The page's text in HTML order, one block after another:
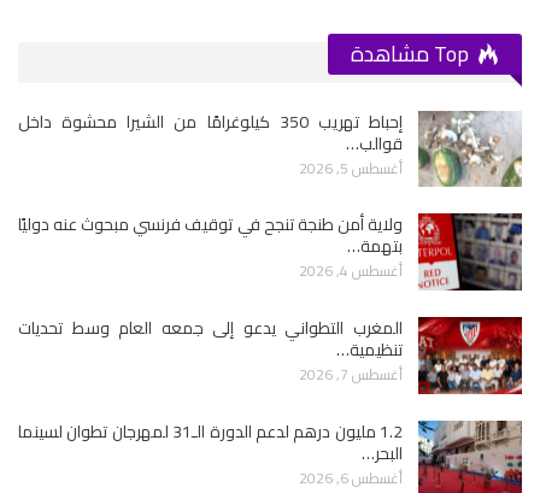
إحباط تهريب 350 كيلوغرامًا من الشيرا محشوة داخل
قوالب…
أغسطس 5, 2026
ولاية أمن طنجة تنجح في توقيف فرنسي مبحوث عنه دوليًا
بتهمة…
أغسطس 4, 2026
المغرب التطواني يدعو إلى جمعه العام وسط تحديات
تنظيمية…
أغسطس 7, 2026
1.2 مليون درهم لدعم الدورة الـ31 لمهرجان تطوان لسينما
البحر…
أغسطس 6, 2026